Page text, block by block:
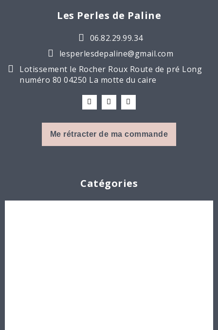
Les Perles de Paline
06.82.29.99.34
lesperlesdepaline@gmail.com
Lotissement le Rocher Roux Route de pré Long
numéro 80 04250 La motte du caire
Me rétracter de ma commande
Catégories